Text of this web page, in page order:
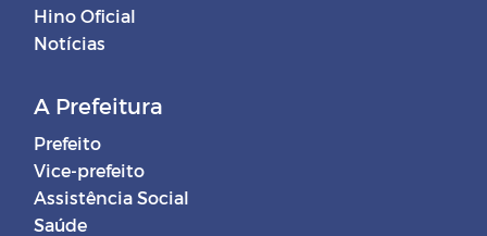
Hino Oficial
Notícias
A Prefeitura
Prefeito
Vice-prefeito
Assistência Social
Saúde